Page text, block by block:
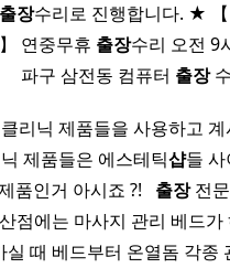
출장수리로 진행합니다. ★
연중무휴 출장수리 오전 9
파구 삼전동 컴퓨터 출장
리닉 제품들을 사용하고
제품들은 에스테틱샵들
품인거 아시죠 ?!
출장전
점에는 마사지 관리 베드가
때 베드부터 온열돔 각종